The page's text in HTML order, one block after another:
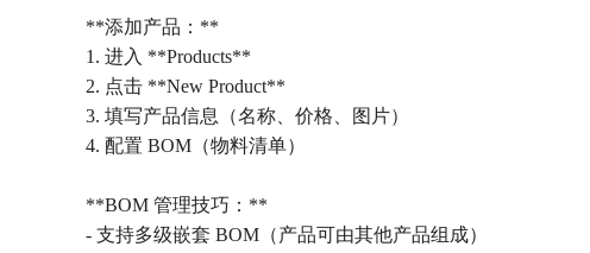
**添加产品：**
1. 进入 **Products**
2. 点击 **New Product**
3. 填写产品信息（名称、价格、图片）
4. 配置 BOM（物料清单）
**BOM 管理技巧：**
- 支持多级嵌套 BOM（产品可由其他产品组成）